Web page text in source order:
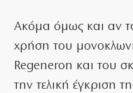
Ακόμα όμως και αν
χρήση του
Regeneron και του
την τελική έγκριση